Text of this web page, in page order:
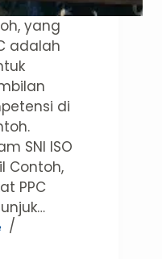
yang
adalah
di
SNI ISO
Contoh,
PPC